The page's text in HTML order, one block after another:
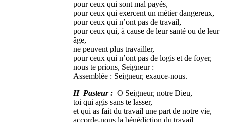
pour ceux qui sont mal payés,
pour ceux qui exercent un métier dangereux,
pour ceux qui n’ont pas de travail,
pour ceux qui, à cause de leur santé ou de leur
âge,
ne peuvent plus travailler,
pour ceux qui n’ont pas de logis et de foyer,
nous te prions, Seigneur :
Assemblée : Seigneur, exauce-nous.
II Pasteur : O Seigneur, notre Dieu,
toi qui agis sans te lasser,
et qui as fait du travail une part de notre vie,